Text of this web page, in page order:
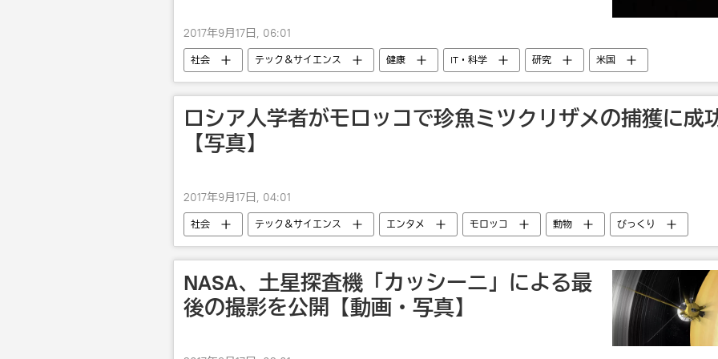
2017年9月17日, 06:01
社会 テック＆サイエンス 健康 IT・科学 研究 米国
ロシア人学者がモロッコで珍魚ミツクリザメの捕獲に成
【写真】
2017年9月17日, 04:01
社会 テック＆サイエンス エンタメ モロッコ 動物
びっくり
研究
NASA、土星探査機「カッシーニ」による最
後の撮影を公開【動画・写真】